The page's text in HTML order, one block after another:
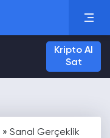
Kripto Al
Sat
» Sanal Gerçeklik